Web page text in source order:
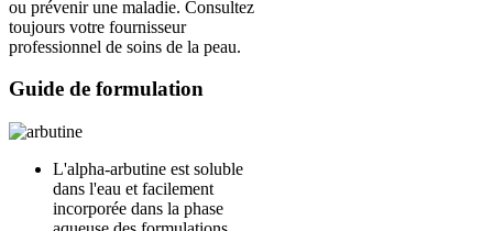
ou prévenir une maladie. Consultez
toujours votre fournisseur
professionnel de soins de la peau.
Guide de formulation
L'alpha-arbutine est soluble
dans l'eau et facilement
incorporée dans la phase